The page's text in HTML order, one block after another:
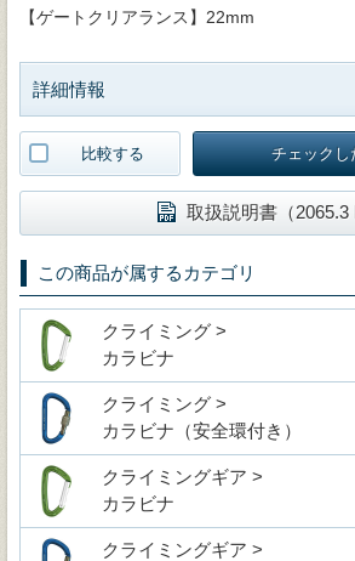
【ゲートクリアランス】22mm
詳細情報
比較する チェックし
取扱説明書（2065.3
この商品が属するカテゴリ
クライミング >
カラビナ
クライミング >
カラビナ（安全環付き）
クライミングギア >
カラビナ
クライミングギア >